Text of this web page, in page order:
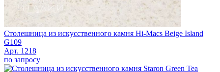
Столешница из искусственного камня Hi-Macs Beige Island
G109
Арт. 1218
по запросу